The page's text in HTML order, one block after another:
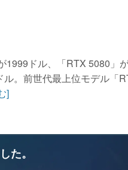
1999ドル、「RTX 5080」
。前世代最上位モデル「
]
た。